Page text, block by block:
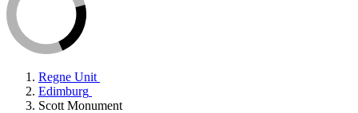
Regne Unit
Edimburg
Scott Monument